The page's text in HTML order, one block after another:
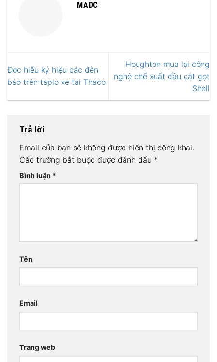
MADC
Đọc hiểu ký hiệu các đèn
báo trên taplo xe tải Thaco
Houghton mua lại công
nghệ chế xuất dầu cắt gọt
Shell
Trả lời
Email của bạn sẽ không được hiển thị công khai.
Các trường bắt buộc được đánh dấu *
Bình luận *
Tên
Email
Trang web